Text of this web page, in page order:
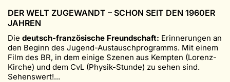
DER WELT ZUGEWANDT – SCHON SEIT DEN 1960ER
JAHREN
Die deutsch-französische Freundschaft: Erinnerungen an
den Beginn des Jugend-Austauschprogramms. Mit einem
Film des BR, in dem einige Szenen aus Kempten (Lorenz-
Kirche) und dem CvL (Physik-Stunde) zu sehen sind.
Sehenswert!...